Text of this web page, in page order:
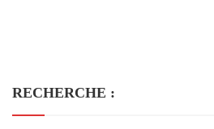
RECHERCHE :